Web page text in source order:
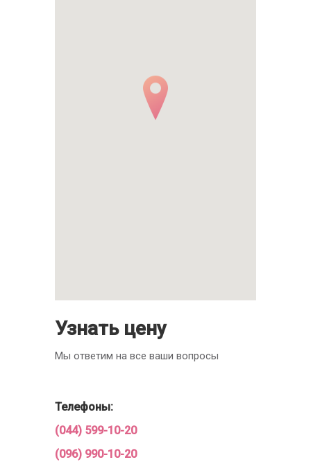
Узнать цену
Мы ответим на все ваши вопросы
Телефоны:
(044) 599-10-20
(096) 990-10-20